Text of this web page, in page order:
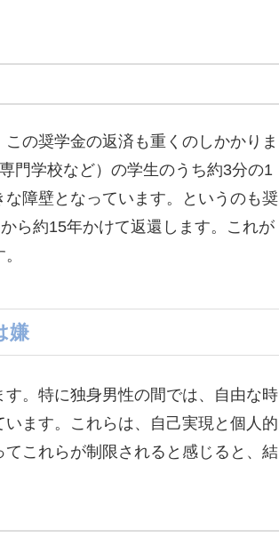
の奨学金の返済も重くのしかかりま
門学校など）の学生のうち約3分の1
障壁となっています。というのも奨
ら約15年かけて返還します。これが
嫌
。特に独身男性の間では、自由な時
ます。これらは、自己実現と個人的
これらが制限されると感じると、結